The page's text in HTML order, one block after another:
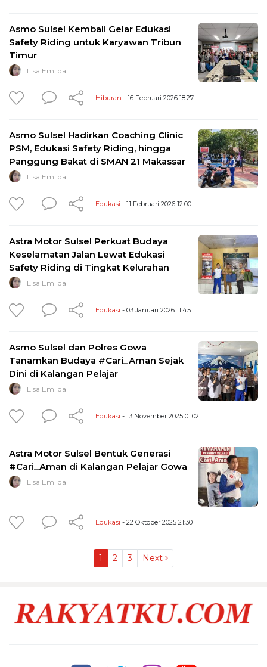
Asmo Sulsel Kembali Gelar Edukasi
Safety Riding untuk Karyawan Tribun
Timur
Lisa Emilda
Hiburan - 16 Februari 2026 18:27
Asmo Sulsel Hadirkan Coaching Clinic
PSM, Edukasi Safety Riding, hingga
Panggung Bakat di SMAN 21 Makassar
Lisa Emilda
Edukasi - 11 Februari 2026 12:00
Astra Motor Sulsel Perkuat Budaya
Keselamatan Jalan Lewat Edukasi
Safety Riding di Tingkat Kelurahan
Lisa Emilda
Edukasi - 03 Januari 2026 11:45
Asmo Sulsel dan Polres Gowa
Tanamkan Budaya #Cari_Aman Sejak
Dini di Kalangan Pelajar
Lisa Emilda
Edukasi - 13 November 2025 01:02
Astra Motor Sulsel Bentuk Generasi
#Cari_Aman di Kalangan Pelajar Gowa
Lisa Emilda
Edukasi - 22 Oktober 2025 21:30
1 2 3 Next